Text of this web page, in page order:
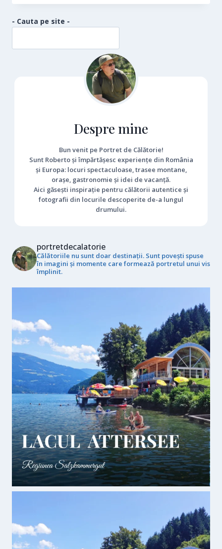
- Cauta pe site -
Despre mine
Bun venit pe Portret de Călătorie!
Sunt Roberto și împărtășesc experiențe din România
și Europa: locuri spectaculoase, trasee montane,
orașe, gastronomie și idei de vacanță.
Aici găsești inspirație pentru călătorii autentice și
fotografii din locurile descoperite de-a lungul
drumului.
portretdecalatorie
Călătoriile nu sunt doar destinații. Sunt povești spuse
în imagini și momente care formează portretul unui vis
împlinit.